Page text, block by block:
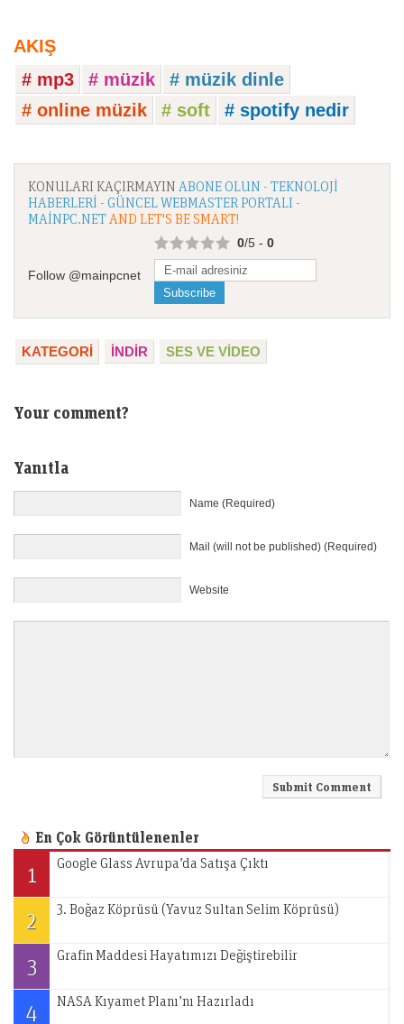
AKIŞ
# mp3
# müzik
# müzik dinle
# online müzik
# soft # spotify nedir
KONULARI KAÇIRMAYIN ABONE OLUN - TEKNOLOJI
HABERLERI - GÜNCEL WEBMASTER PORTALI -
MAINPC.NET AND LET'S BE SMART!
Follow @mainpcnet
0/5 - 0
KATEGORI İNDİR SES VE VIDEO
Your comment?
Yanıtla
Name (Required)
Mail (will not be published) (Required)
Website
En Çok Görüntülenenler
1 Google Glass Avrupa’da Satışa Çıktı
2 3. Boğaz Köprüsü (Yavuz Sultan Selim Köprüsü)
3 Grafin Maddesi Hayatımızı Değiştirebilir
4 NASA Kıyamet Planı’nı Hazırladı